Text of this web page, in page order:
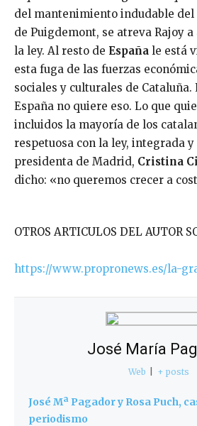
del mantenimiento indudable
de Puigdemont, se atreva Rajoy
la ley. Al resto de España le está
esta fuga de las fuerzas
sociales y culturales de Cataluña.
España no quiere eso. Lo que
incluidos la mayoría de los
respetuosa con la ley, integrada y
presidenta de Madrid, Cristina
dicho: «no queremos crecer a
OTROS ARTICULOS DEL AUTOR
https://www.propronews.es/la-
José María
Web + posts
José Mª Pagador y Rosa Puch,
periodismo